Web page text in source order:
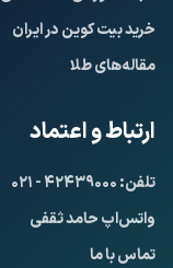
خرید بیت کوین در ایران
مقاله‌های طلا
ارتباط و اعتماد
تلفن: ۴۲۴۳۹۰۰۰ - ۰۲۱
واتس‌اپ حامد ثقفی
تماس با ما